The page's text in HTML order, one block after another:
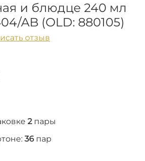
и блюдце 240 мл
AB (OLD: 880105)
отзыв
2 пары
36 пар